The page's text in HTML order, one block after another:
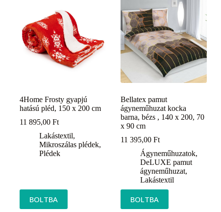
4Home Frosty gyapjú
hatású pléd, 150 x 200 cm
11 895,00 Ft
Lakástextil,
Mikroszálas plédek,
Plédek
BOLTBA
Bellatex pamut
ágyneműhuzat kocka
barna, bézs , 140 x 200, 70
x 90 cm
11 395,00Ft
Ágyneműhuzatok,
DeLUXE pamut
ágyneműhuzat,
Lakástextil
BOLTBA